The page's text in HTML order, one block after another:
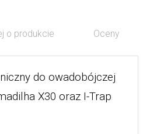
o produkcie Oceny
do owadobójczej
X30 oraz I-Trap